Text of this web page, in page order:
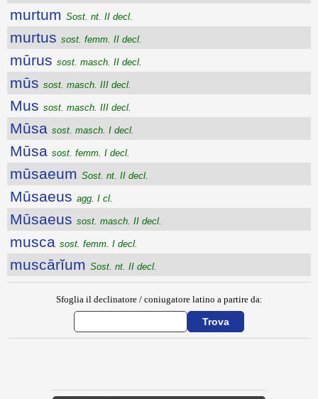
murtum Sost. nt. II decl.
murtus sost. femm. II decl.
mūrus sost. masch. II decl.
mūs sost. masch. III decl.
Mus sost. masch. III decl.
Mūsa sost. masch. I decl.
Mūsa sost. femm. I decl.
mūsaeum Sost. nt. II decl.
Mūsaeus agg. I cl.
Mūsaeus sost. masch. II decl.
musca sost. femm. I decl.
muscārĭum Sost. nt. II decl.
Sfoglia il declinatore / coniugatore latino a partire da: